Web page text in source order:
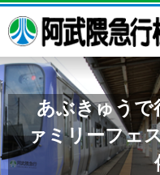
あぶきゅうで
ァミリーフェ